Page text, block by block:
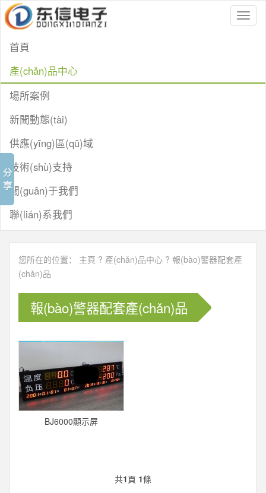
首頁
產(chǎn)品中心
場所案例
新聞動態(tài)
供應(yīng)區(qū)域
技術(shù)支持
關(guān)于我們
聯(lián)系我們
您所在的位置： 主頁 ? 產(chǎn)品中心 ? 報(bào)警器配套產
(chǎn)品
報(bào)警器配套產(chǎn)品
BJ6000顯示屏
共1頁 1條